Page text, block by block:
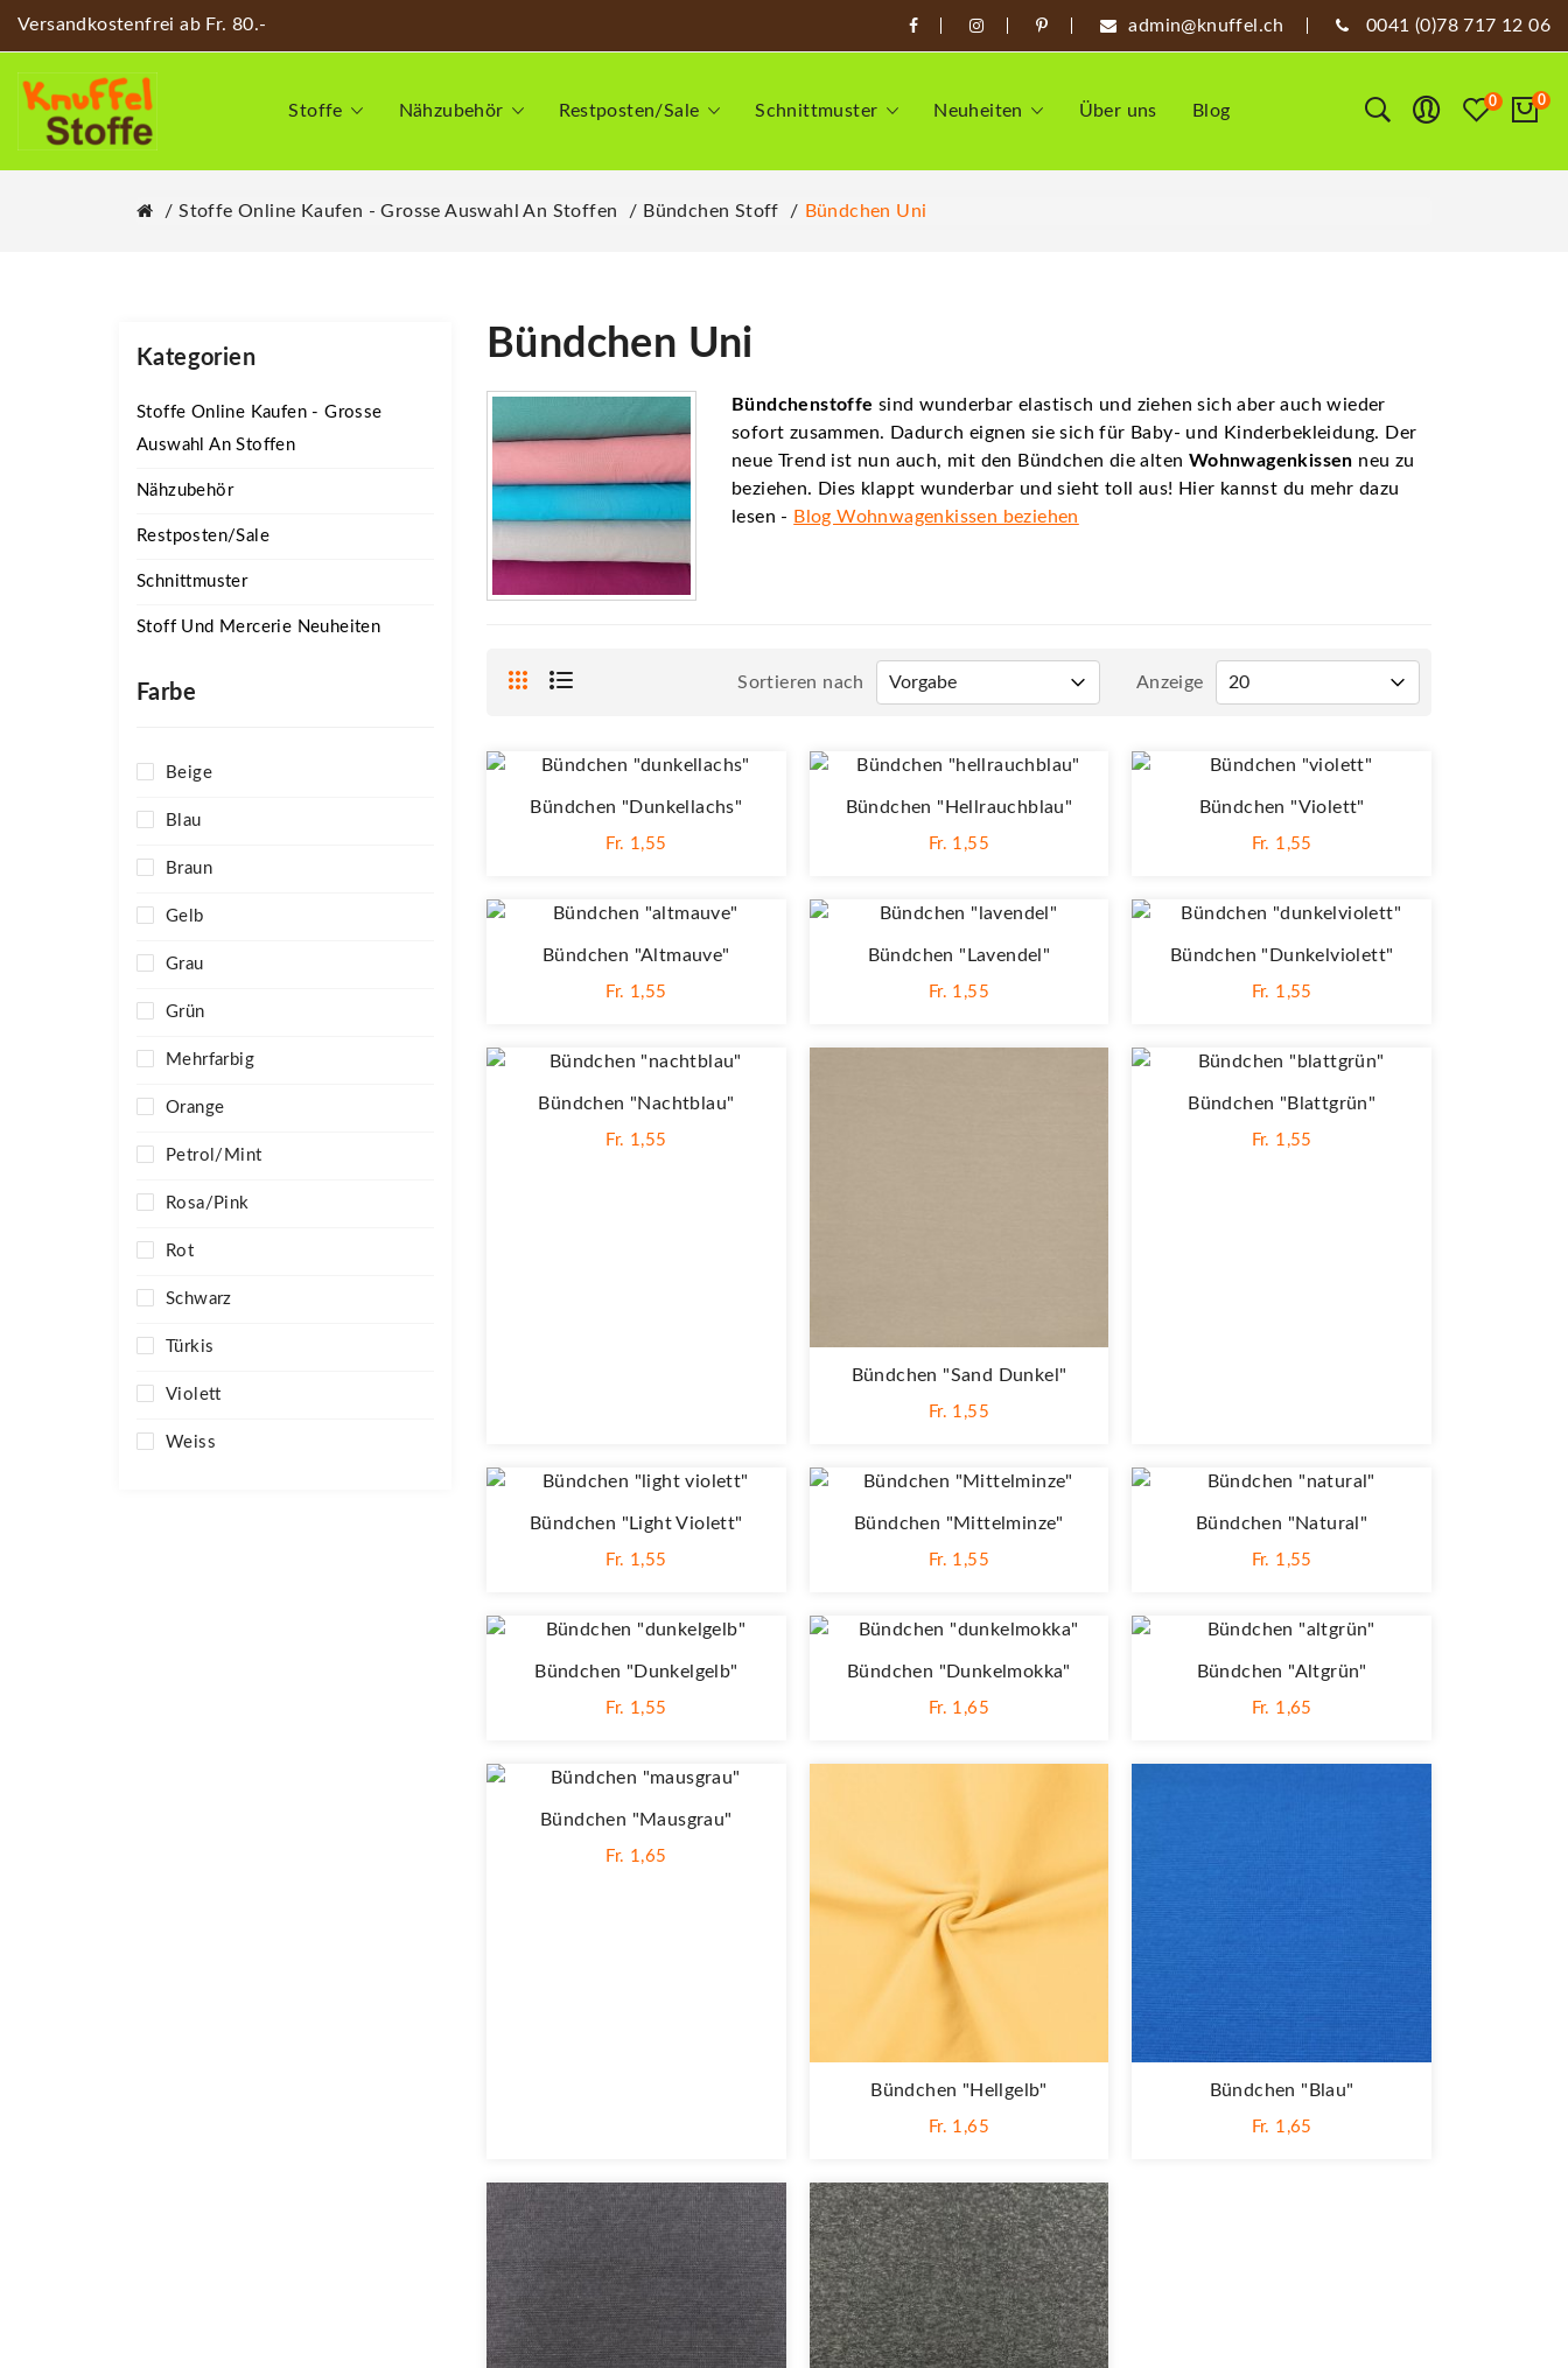
Versandkostenfrei ab Fr. 80.- admin@knuffel.ch 0041 (0)78 717 12 06
Stoffe Nähzubehör Restposten/Sale Schnittmuster Neuheiten Über uns Blog 0 0
Stoffe Online Kaufen - Grosse Auswahl An Stoffen Bündchen Stoff Bündchen Uni
Farbe
Beige
Blau
Braun
Gelb
Grau
Grün
Mehrfarbig
Orange
Petrol/Mint
Rosa/Pink
Rot
Schwarz
Türkis
Violett
Weiss
Kategorien
Stoffe Online Kaufen - Grosse
Auswahl An Stoffen
Nähzubehör
Restposten/Sale
Schnittmuster
Stoff Und Mercerie Neuheiten
Bündchen Uni
Bündchenstoffe sind wunderbar elastisch und ziehen sich aber auch wieder
sofort zusammen. Dadurch eignen sie sich für Baby- und Kinderbekleidung. Der
neue Trend ist nun auch, mit den Bündchen die alten Wohnwagenkissen neu zu
beziehen. Dies klappt wunderbar und sieht toll aus! Hier kannst du mehr dazu
lesen - Blog Wohnwagenkissen beziehen
Sortieren nach Anzeige
Bündchen "dunkellachs"
Fr. 1,55
Bündchen "hellrauchblau"
Fr. 1,55
Bündchen "violett"
Fr. 1,55
Bündchen "altmauve"
Fr. 1,55
Bündchen "lavendel"
Fr. 1,55
Bündchen "dunkelviolett"
Fr. 1,55
Bündchen "nachtblau"
Fr. 1,55
Bündchen "sand Dunkel"
Fr. 1,55
Bündchen "blattgrün"
Fr. 1,55
Bündchen "light Violett"
Fr. 1,55
Bündchen "Mittelminze"
Fr. 1,55
Bündchen "natural"
Fr. 1,55
Bündchen "dunkelgelb"
Fr. 1,55
Bündchen "dunkelmokka"
Fr. 1,65
Bündchen "altgrün"
Fr. 1,65
Bündchen "mausgrau"
Fr. 1,65
Bündchen "hellgelb"
Fr. 1,65
Bündchen "blau"
Fr. 1,65